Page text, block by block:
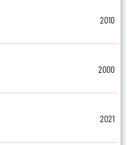
2010
2000
2021